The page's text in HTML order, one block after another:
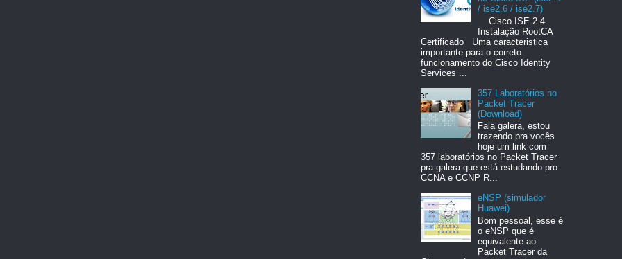
/ ise2.6 / ise2.7)
Cisco ISE 2.4
Instalação RootCA
Certificado Uma caracteristica
importante para o correto
funcionamento do Cisco Identity
Services ...
357 Laboratórios no
Packet Tracer
(Download)
Fala galera, estou
trazendo pra vocês
hoje um link com
357 laboratórios no Packet Tracer
pra galera que está estudando pro
CCNA e CCNP R...
eNSP (simulador
Huawei)
Bom pessoal, esse é
o eNSP que é
equivalente ao
Packet Tracer da